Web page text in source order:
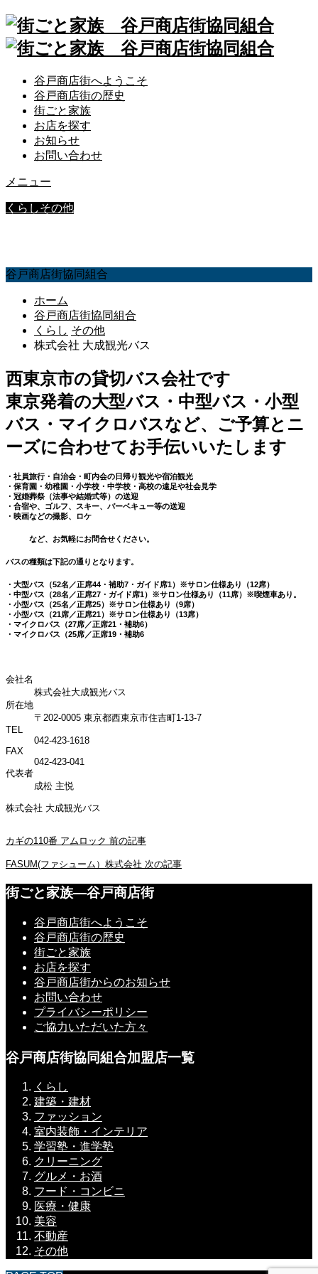
谷戸商店街へようこそ
谷戸商店街の歴史
街ごと家族
お店を探す
お知らせ
お問い合わせ
メニュー
くらしその他
谷戸商店街協同組合
ホーム
谷戸商店街協同組合
くらし その他
株式会社 大成観光バス
西東京市の貸切バス会社です
東京発着の大型バス・中型バス・小型
バス・マイクロバスなど、ご予算とニ
ーズに合わせてお手伝いいたします
・社員旅行・自治会・町内会の日帰り観光や宿泊観光
・保育園・幼稚園・小学校・中学校・高校の遠足や社会見学
・冠婚葬祭（法事や結婚式等）の送迎
・合宿や、ゴルフ、スキー、バーベキュー等の送迎
・映画などの撮影、ロケ
など、お気軽にお問合せください。
バスの種類は下記の通りとなります。
・大型バス（52名／正席44・補助7・ガイド席1）※サロン仕様あり（12席）
・中型バス（28名／正席27・ガイド席1）※サロン仕様あり（11席）※喫煙車あり。
・小型バス（25名／正席25）※サロン仕様あり（9席）
・小型バス（21席／正席21）※サロン仕様あり（13席）
・マイクロバス（27席／正席21・補助6）
・マイクロバス（25席／正席19・補助6
会社名
株式会社大成観光バス
所在地
〒202-0005 東京都西東京市住吉町1-13-7
TEL
042-423-1618
FAX
042-423-041
代表者
成松 主悦
株式会社 大成観光バス
カギの110番 アムロック 前の記事
FASUM(ファシューム）株式会社 次の記事
街ごと家族―谷戸商店街
谷戸商店街へようこそ
谷戸商店街の歴史
街ごと家族
お店を探す
谷戸商店街からのお知らせ
お問い合わせ
プライバシーポリシー
ご協力いただいた方々
谷戸商店街協同組合加盟店一覧
くらし
建築・建材
ファッション
室内装飾・インテリア
学習塾・進学塾
クリーニング
グルメ・お酒
フード・コンビニ
医療・健康
美容
不動産
その他